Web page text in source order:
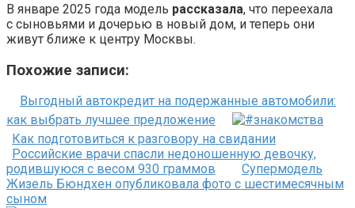
В январе 2025 года модель рассказала, что переехала
с сыновьями и дочерью в новый дом, и теперь они
живут ближе к центру Москвы.
Похожие записи:
Выгодный автокредит на подержанные автомобили:
как выбрать лучшее предложение
Как подготовиться к разговору на свидании
Российские врачи спасли недоношенную девочку,
родившуюся с весом 930 граммов
Супермодель
Жизель Бюндхен опубликовала фото с шестимесячным
сыном